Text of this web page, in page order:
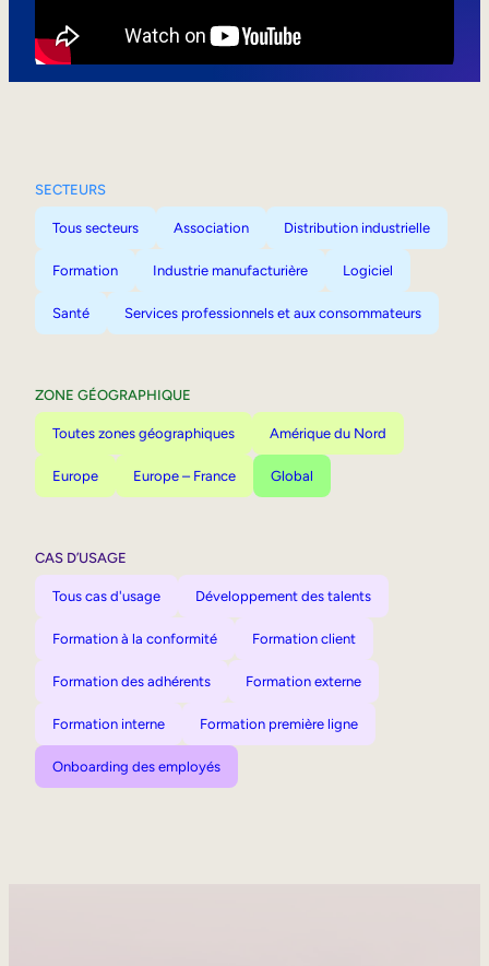
SECTEURS
Tous secteurs Association Distribution industrielle
Formation Industrie manufacturière Logiciel
Santé Services professionnels et aux consommateurs
ZONE GÉOGRAPHIQUE
Toutes zones géographiques Amérique du Nord
Europe Europe – France Global
CAS D’USAGE
Tous cas d'usage Développement des talents
Formation à la conformité Formation client
Formation des adhérents Formation externe
Formation interne Formation première ligne
Onboarding des employés